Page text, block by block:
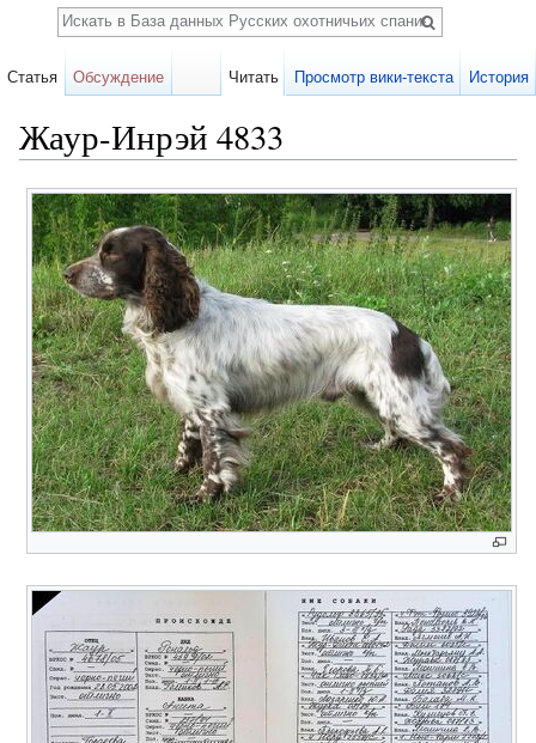
Жаур-Инрэй 4833
Карточка
собаки
Статья Обсуждение Читать Просмотр вики-текста История
Поиск